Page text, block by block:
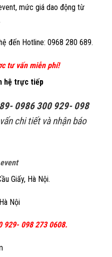
mức giá dao động từ
đến Hotline: 0968 280 689.
tư vấn miễn phí!
hệ trực tiếp
0986 300 929- 098
chi tiết và nhận báo
Giấy, Hà Nội.
Nội
929- 098 273 0608.